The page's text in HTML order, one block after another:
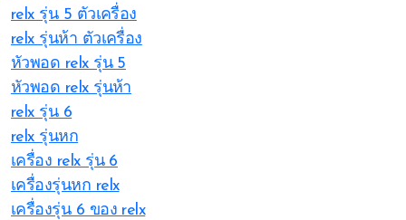
relx รุ่น 5 ตัวเครื่อง
relx รุ่นห้า ตัวเครื่อง
หัวพอด relx รุ่น 5
หัวพอด relx รุ่นห้า
relx รุ่น 6
relx รุ่นหก
เครื่อง relx รุ่น 6
เครื่องรุ่นหก relx
เครื่องรุ่น 6 ของ relx